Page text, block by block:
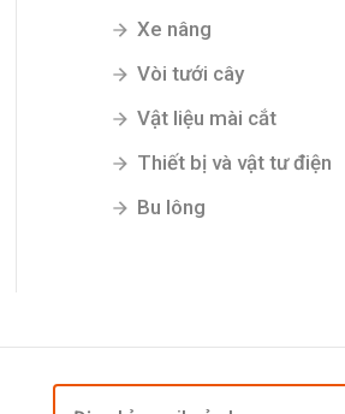
Xe nâng
Vòi tưới cây
Vật liệu mài cắt
Thiết bị và vật tư điện
Bu lông